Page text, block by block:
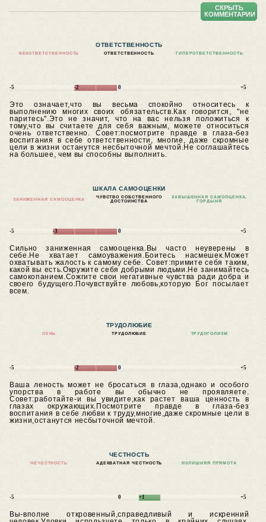
СКРЫТЬ
КОММЕНТАРИИ
ОТВЕТСТВЕННОСТЬ
БЕЗОТВЕТСТВЕННОСТЬ ОТВЕТСТВЕННОСТЬ ГИПЕРОТВЕТСТВЕННОСТЬ
-5 -2 0 +5
Это означает,что вы весьма спокойно относитесь к
выполнению многих своих обязательств.Как говорится, "не
паритесь".Это не значит, что на вас нельзя положиться к
тому,что вы считаете для себя важным, можете относиться
очень ответственно.Совет:посмотрите правде в глаза-без
воспитания в себе ответственности, многие, даже скромные
цели в жизни останутся несбыточной мечтой.Не соглашайтесь
на большее, чем вы способны выполнить.
ШКАЛА САМООЦЕНКИ
ЗАНИЖЕННАЯ САМООЦЕНКА
ЧУВСТВО СОБСТВЕННОГО
ДОСТОИНСТВА
ЗАВЫШЕННАЯ САМООЦЕНКА,
ГОРДЫНЯ
-5 -3 0 +5
Сильно заниженная самооценка.Вы часто неуверены в
себе.Не хватает самоуважения.Боитесь насмешек.Может
охватывать жалость к самому себе. Совет:примите себя таким,
какой вы есть.Окружите себя добрыми людьми.Не занимайтесь
самокопанием.Сожгите свои негативные чувства ради добра и
своего будущего.Почувствуйте любовь,которую Бог посылает
всем.
ТРУДОЛЮБИЕ
ЛЕНЬ ТРУДОЛЮБИЕ ТРУДОГОЛИЗМ
-5 -2 0 +5
Ваша леность может не бросаться в глаза,однако и особого
упорства в работе вы обычно не проявляете.
Совет:работайте-и вы увидите,как растет ваша ценность в
глазах окружающих.Посмотрите правде в глаза-без
воспитания в себе любви к труду,многие,даже скромные цели в
жизни,останутся несбыточной мечтой.
ЧЕСТНОСТЬ
НЕЧЕСТНОСТЬ АДЕКВАТНАЯ ЧЕСТНОСТЬ ИЗЛИШНЯЯ ПРЯМОТА
-5 0 +1 +5
Вы-вполне откровенный,справедливый и искренний